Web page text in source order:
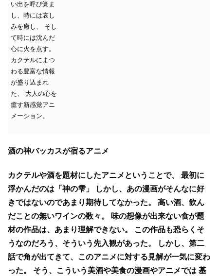
い出を呼び覚ま
し、時には哀し
みを癒し、
そし
て時には沈んだ
心に火を点す。
カクテルにまつ
わる豊富な情報
が盛り込まれ
た、
大人の心を
癒す新感覚アニ
メーション。
酒の神バッカスが宿るアニメ
カクテルや酒を題材にしたアニメということで、
最初に
浮かんだのは「神の雫」
しかし、あの漫画がそんなに好
きではないのであまり期待してなかった。
高い酒、飲ん
だことの無いワインの数々。
味の想像が出来ない食が題
材の作品は、あまり理解できない。
この作品も恐らくそ
うなのだろう、そういう先入観があった。
しかし、第二
話で角が出てきて、このアニメに対する見解が一気に変わ
った。
そう、こういう美酒や美食の漫画やアニメでは 基